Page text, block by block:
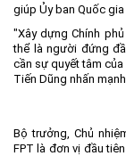
giúp Ủy ban Quốc
"Xây dựng Chính
thể là người đứng
cần sự quyết tâm
Tiến Dũng nhấn
Bộ trưởng, Chủ
FPT là đơn vị đầu